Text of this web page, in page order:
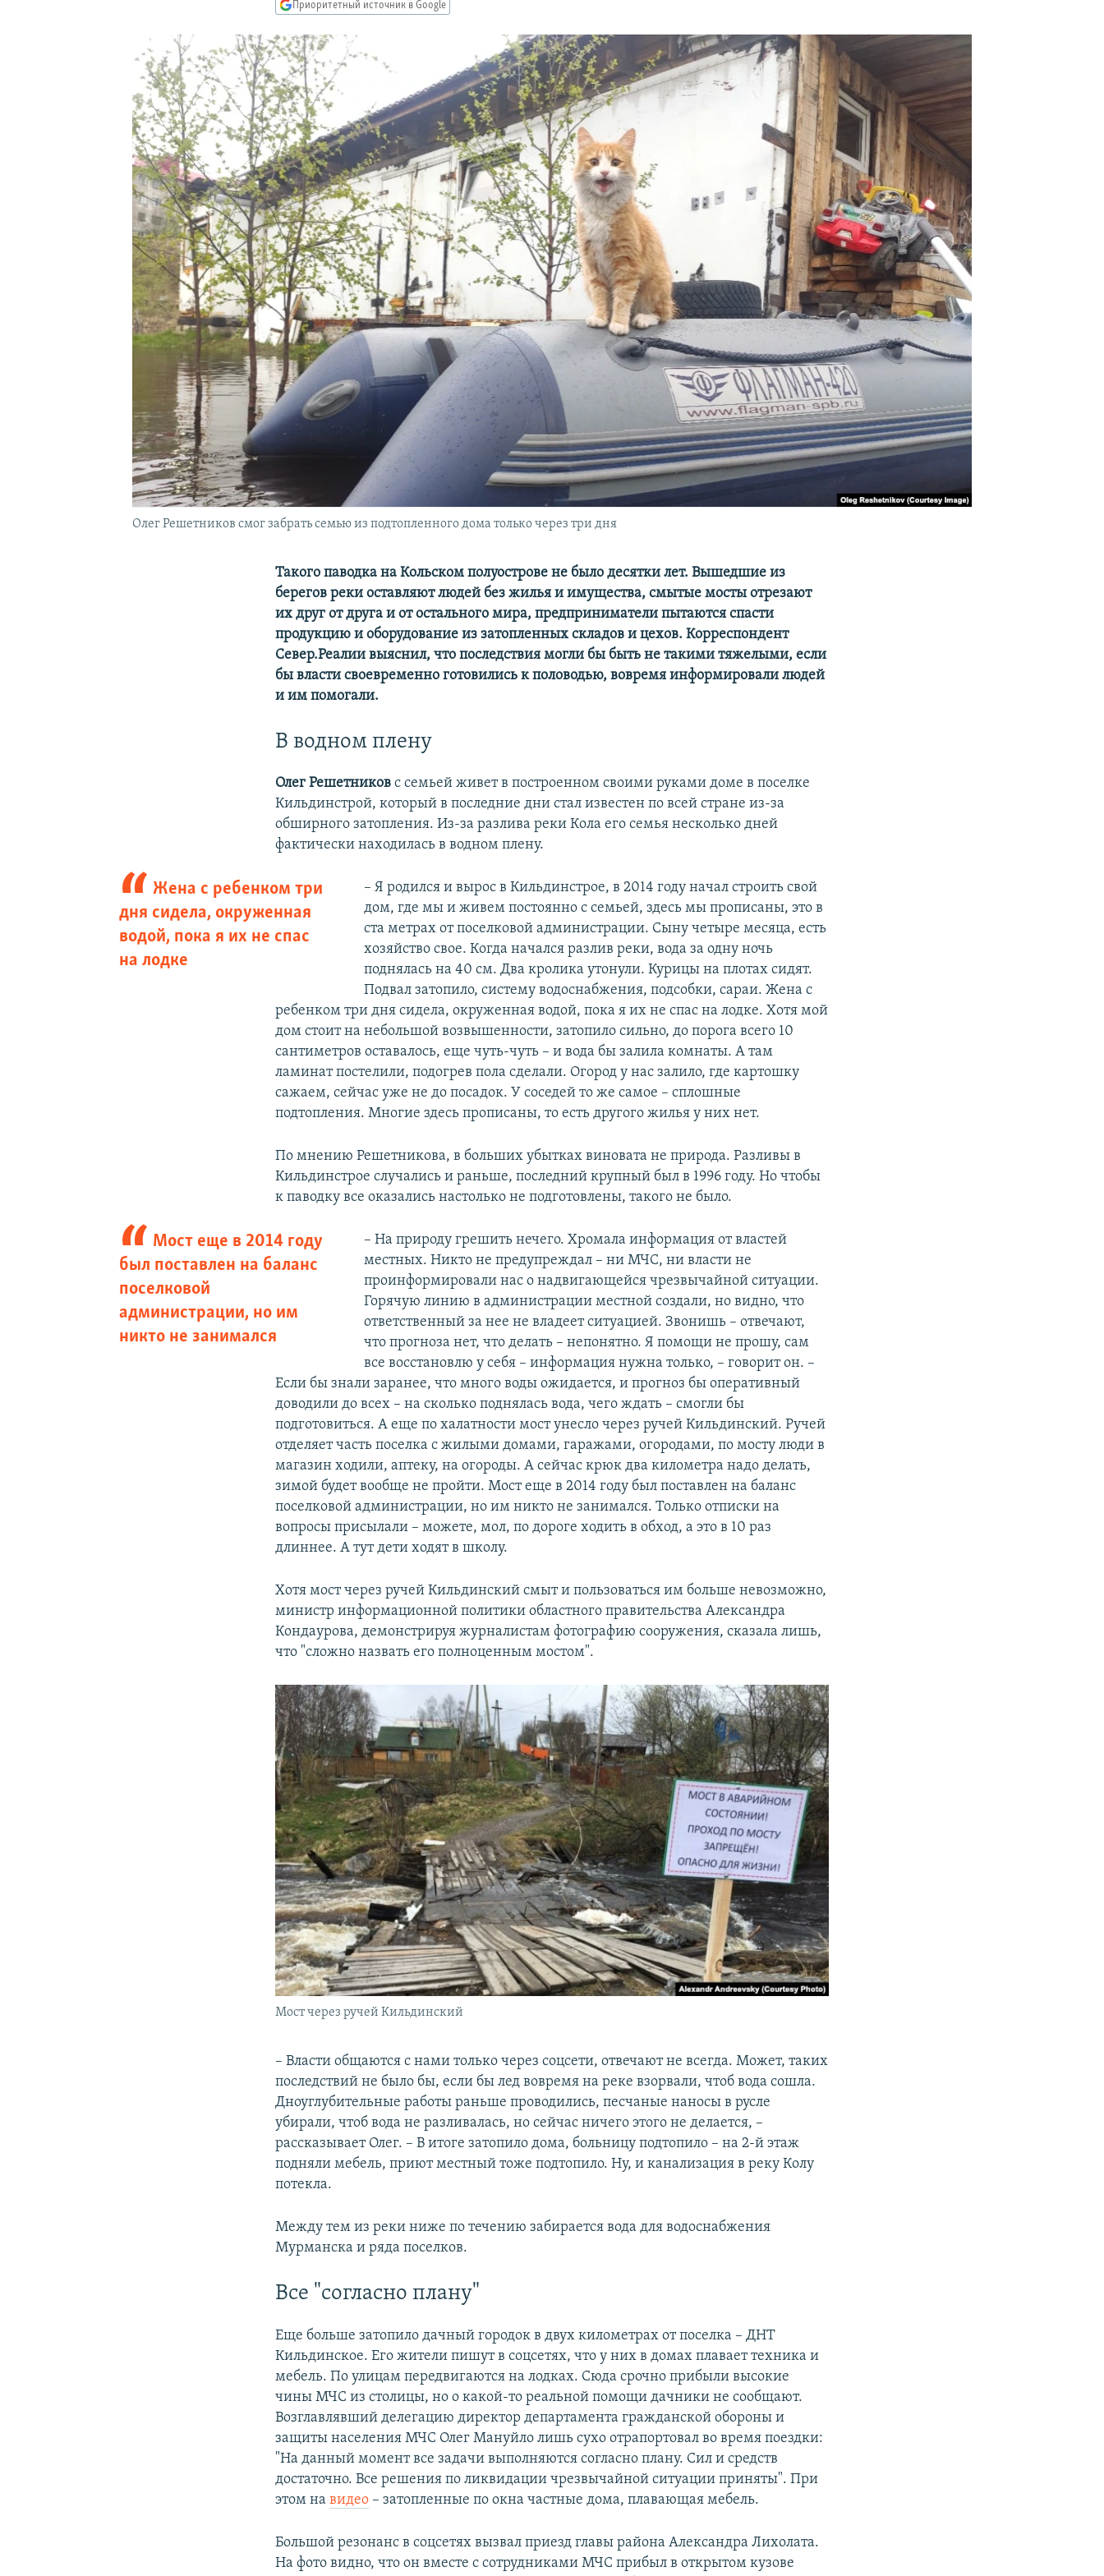
ПОДПИШИТЕСЬ НА РАССЫЛКУ
Приоритетный источник в Google
Олег Решетников смог забрать семью из подтопленного дома только через три дня
Такого паводка на Кольском полуострове не было десятки лет. Вышедшие из
берегов реки оставляют людей без жилья и имущества, смытые мосты отрезают
их друг от друга и от остального мира, предприниматели пытаются спасти
продукцию и оборудование из затопленных складов и цехов. Корреспондент
Север.Реалии выяснил, что последствия могли бы быть не такими тяжелыми, если
бы власти своевременно готовились к половодью, вовремя информировали людей
и им помогали.
В водном плену
Олег Решетников с семьей живет в построенном своими руками доме в поселке
Кильдинстрой, который в последние дни стал известен по всей стране из-за
обширного затопления. Из-за разлива реки Кола его семья несколько дней
фактически находилась в водном плену.
Жена с ребенком три
дня сидела, окруженная
водой, пока я их не спас
на лодке
– Я родился и вырос в Кильдинстрое, в 2014 году начал строить свой
дом, где мы и живем постоянно с семьей, здесь мы прописаны, это в
ста метрах от поселковой администрации. Сыну четыре месяца, есть
хозяйство свое. Когда начался разлив реки, вода за одну ночь
поднялась на 40 см. Два кролика утонули. Курицы на плотах сидят.
Подвал затопило, систему водоснабжения, подсобки, сараи. Жена с
ребенком три дня сидела, окруженная водой, пока я их не спас на лодке. Хотя мой
дом стоит на небольшой возвышенности, затопило сильно, до порога всего 10
сантиметров оставалось, еще чуть-чуть – и вода бы залила комнаты. А там
ламинат постелили, подогрев пола сделали. Огород у нас залило, где картошку
сажаем, сейчас уже не до посадок. У соседей то же самое – сплошные
подтопления. Многие здесь прописаны, то есть другого жилья у них нет.
По мнению Решетникова, в больших убытках виновата не природа. Разливы в
Кильдинстрое случались и раньше, последний крупный был в 1996 году. Но чтобы
к паводку все оказались настолько не подготовлены, такого не было.
Мост еще в 2014 году
был поставлен на баланс
поселковой
администрации, но им
никто не занимался
– На природу грешить нечего. Хромала информация от властей
местных. Никто не предупреждал – ни МЧС, ни власти не
проинформировали нас о надвигающейся чрезвычайной ситуации.
Горячую линию в администрации местной создали, но видно, что
ответственный за нее не владеет ситуацией. Звонишь – отвечают,
что прогноза нет, что делать – непонятно. Я помощи не прошу, сам
все восстановлю у себя – информация нужна только, – говорит он. –
Если бы знали заранее, что много воды ожидается, и прогноз бы оперативный
доводили до всех – на сколько поднялась вода, чего ждать – смогли бы
подготовиться. А еще по халатности мост унесло через ручей Кильдинский. Ручей
отделяет часть поселка с жилыми домами, гаражами, огородами, по мосту люди в
магазин ходили, аптеку, на огороды. А сейчас крюк два километра надо делать,
зимой будет вообще не пройти. Мост еще в 2014 году был поставлен на баланс
поселковой администрации, но им никто не занимался. Только отписки на
вопросы присылали – можете, мол, по дороге ходить в обход, а это в 10 раз
длиннее. А тут дети ходят в школу.
Хотя мост через ручей Кильдинский смыт и пользоваться им больше невозможно,
министр информационной политики областного правительства Александра
Кондаурова, демонстрируя журналистам фотографию сооружения, сказала лишь,
что "сложно назвать его полноценным мостом".
Мост через ручей Кильдинский
– Власти общаются с нами только через соцсети, отвечают не всегда. Может, таких
последствий не было бы, если бы лед вовремя на реке взорвали, чтоб вода сошла.
Дноуглубительные работы раньше проводились, песчаные наносы в русле
убирали, чтоб вода не разливалась, но сейчас ничего этого не делается, –
рассказывает Олег. – В итоге затопило дома, больницу подтопило – на 2-й этаж
подняли мебель, приют местный тоже подтопило. Ну, и канализация в реку Колу
потекла.
Между тем из реки ниже по течению забирается вода для водоснабжения
Мурманска и ряда поселков.
Все "согласно плану"
Еще больше затопило дачный городок в двух километрах от поселка – ДНТ
Кильдинское. Его жители пишут в соцсетях, что у них в домах плавает техника и
мебель. По улицам передвигаются на лодках. Сюда срочно прибыли высокие
чины МЧС из столицы, но о какой-то реальной помощи дачники не сообщают.
Возглавлявший делегацию директор департамента гражданской обороны и
защиты населения МЧС Олег Мануйло лишь сухо отрапортовал во время поездки:
"На данный момент все задачи выполняются согласно плану. Сил и средств
достаточно. Все решения по ликвидации чрезвычайной ситуации приняты". При
этом навидео – затопленные по окна частные дома, плавающая мебель.
Большой резонанс в соцсетях вызвал приезд главы района Александра Лихолата.
На фото видно, что он вместе с сотрудниками МЧС прибыл в открытом кузове